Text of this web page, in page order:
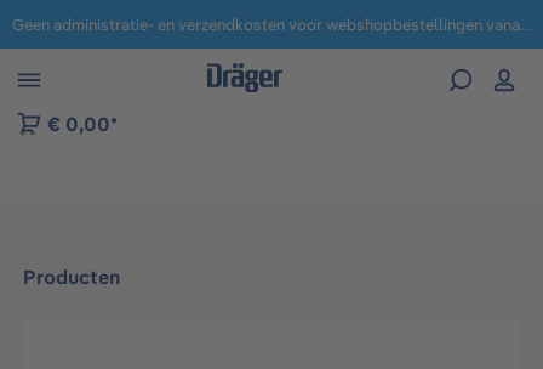
naar navigatie B2B-platform Geen administratie- en verzendkosten voor webshopbestellingen vanaf € 100,-.
€ 0,00*
Producten